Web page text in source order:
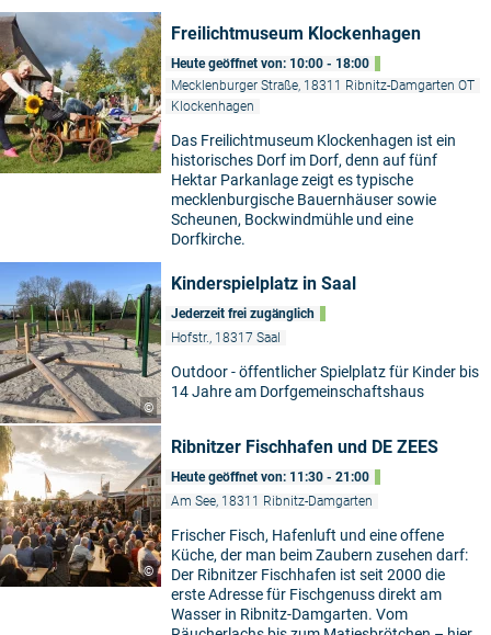
Freilichtmuseum Klockenhagen
Heute geöffnet von: 10:00 - 18:00
Mecklenburger Straße, 18311 Ribnitz-Damgarten OT
Klockenhagen
Das Freilichtmuseum Klockenhagen ist ein
historisches Dorf im Dorf, denn auf fünf
Hektar Parkanlage zeigt es typische
mecklenburgische Bauernhäuser sowie
Scheunen, Bockwindmühle und eine
Dorfkirche.
©
Kinderspielplatz in Saal
Jederzeit frei zugänglich
Hofstr., 18317 Saal
Outdoor - öffentlicher Spielplatz für Kinder bis
14 Jahre am Dorfgemeinschaftshaus
©
Ribnitzer Fischhafen und DE ZEES
Heute geöffnet von: 11:30 - 21:00
Am See, 18311 Ribnitz-Damgarten
Frischer Fisch, Hafenluft und eine offene
Küche, der man beim Zaubern zusehen darf:
Der Ribnitzer Fischhafen ist seit 2000 die
erste Adresse für Fischgenuss direkt am
Wasser in Ribnitz-Damgarten. Vom